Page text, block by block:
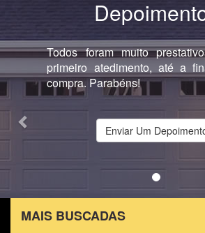
Todos foram muito
primeiro atedimento, até a
compra. Parabéns!
Previous
Enviar Um
MAIS BUSCADAS